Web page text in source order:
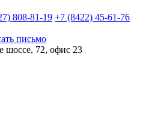
808-81-19 +7 (8422) 45-61-76
письмо
шоссе, 72, офис 23